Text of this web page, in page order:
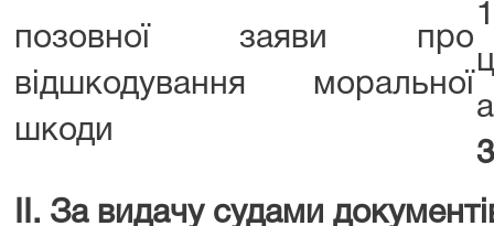
позовної заяви про
відшкодування моральної
шкоди
IІ. За видачу судами